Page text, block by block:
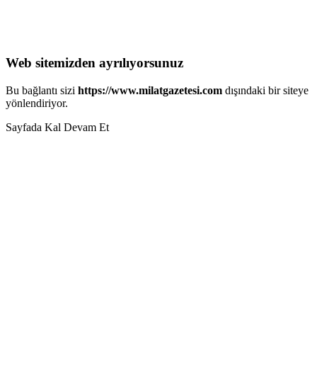
Web sitemizden ayrılıyorsunuz
Bu bağlantı sizi https://www.milatgazetesi.com dışındaki bir siteye
yönlendiriyor.
Sayfada Kal Devam Et